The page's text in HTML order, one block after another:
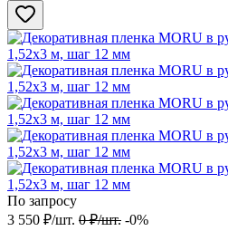
По запросу
3 550 ₽/шт. 0 ₽/шт. -0%